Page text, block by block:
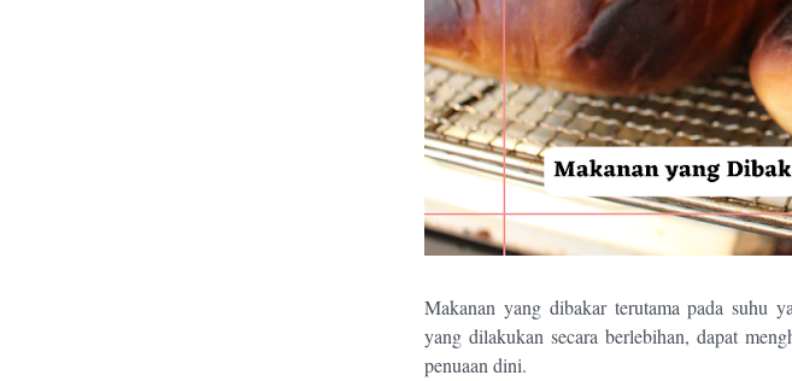
Makanan yang dibakar terutama pada suhu
yang dilakukan secara berlebihan, dapat
penuaan dini.